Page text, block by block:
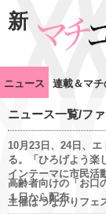
新
ニュース 連載＆マ
ニュース一覧/フ
10月23日、24日、
る。「ひろげよう楽
インテーマに市民活
主催はつながりフェ
高齢者向けの「お口
１日から配布